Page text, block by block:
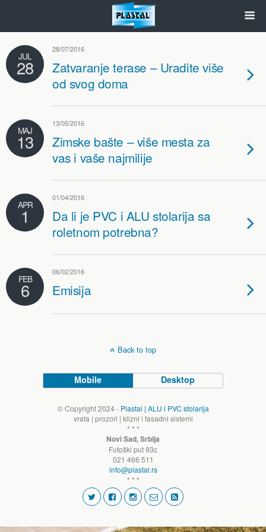
JUL
28
28/07/2016
Zatvaranje terase – Uradite više
od svog doma
MAJ
13
13/05/2016
Zimske bašte – više mesta za
vas i vaše najmilije
APR
1
01/04/2016
Da li je PVC i ALU stolarija sa
roletnom potrebna?
FEB
6
06/02/2016
Emisija
Back to top
Mobile Desktop
© Copyright 2024 - Plastal | ALU i PVC stolarija
vrata | prozori | klizni i fasadni sistemi
* * *
Novi Sad, Srbija
Futoški put 93c
021 466 511
info@plastal.rs
* * *